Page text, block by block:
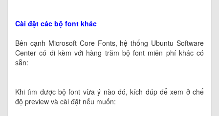
Cài đặt các bộ font khác
Bên cạnh Microsoft Core Fonts, hệ thống Ubuntu Software
Center có đi kèm với hàng trăm bộ font miễn phí khác có
sẵn:
Khi tìm được bộ font vừa ý nào đó, kích đúp để xem ở chế
độ preview và cài đặt nếu muốn: